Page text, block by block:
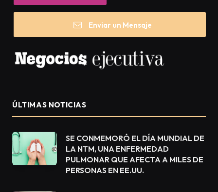
Enviar un Mensaje
ÚLTIMAS NOTICIAS
SE CONMEMORÓ EL DÍA MUNDIAL DE
LA NTM, UNA ENFERMEDAD
PULMONAR QUE AFECTA A MILES DE
PERSONAS EN EE.UU.